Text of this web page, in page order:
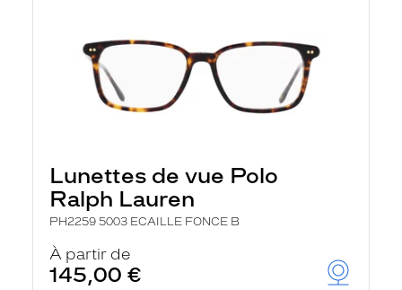
Lunettes de vue Polo
Ralph Lauren
PH2259 5003 ECAILLE FONCE B
À partir de
145,00 €